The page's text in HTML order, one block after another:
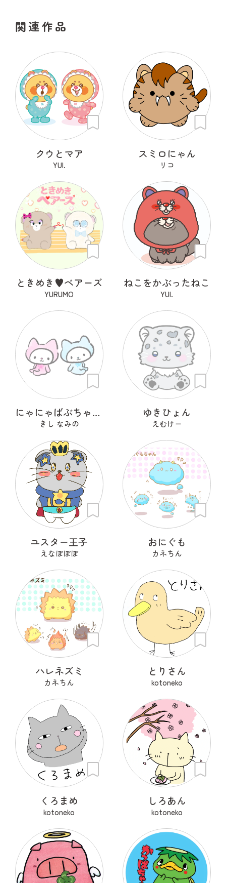
関連作品
クウとマア
YUI.
スミロにゃん
リコ
ときめき♥ベアーズ
YURUMO
ねこをかぶったねこ
YUI.
にゃにゃばぶちゃんず
きし なみの
ゆきひょん
えむけー
ユスター王子
えなぼぼぼ
おにぐも
カネちん
ハレネズミ
カネちん
とりさん
kotoneko
くろまめ
kotoneko
しろあん
kotoneko